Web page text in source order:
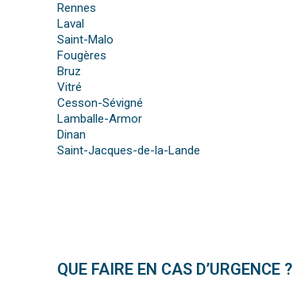
Rennes
Laval
Saint-Malo
Fougères
Bruz
Vitré
Cesson-Sévigné
Lamballe-Armor
Dinan
Saint-Jacques-de-la-Lande
QUE FAIRE EN CAS D’URGENCE ?